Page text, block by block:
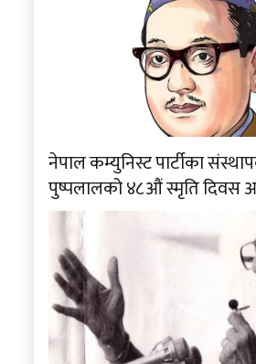
नेपाल कम्युनिस्ट पार्टीका
पुष्पलालको ४८औं स्मृति दिवस